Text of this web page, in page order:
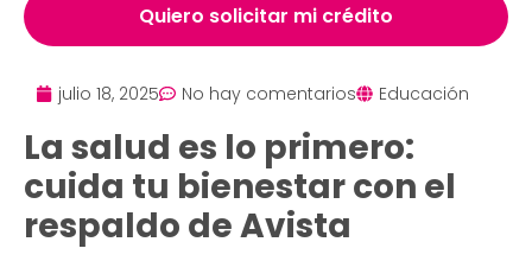
julio 18, 2025 No hay comentarios Educación
La salud es lo primero:
cuida tu bienestar con el
respaldo de Avista
Quiero solicitar mi crédito